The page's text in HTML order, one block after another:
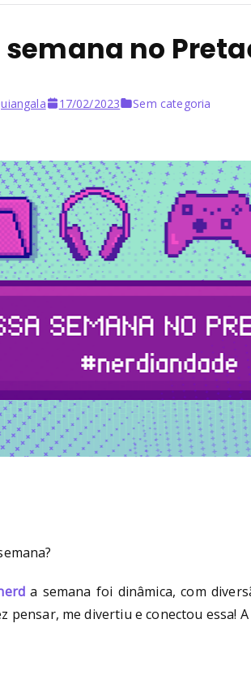
semana no
17/02/2023 Sem categoria
a semana foi dinâmica, com
pensar, me divertiu e conectou essa!